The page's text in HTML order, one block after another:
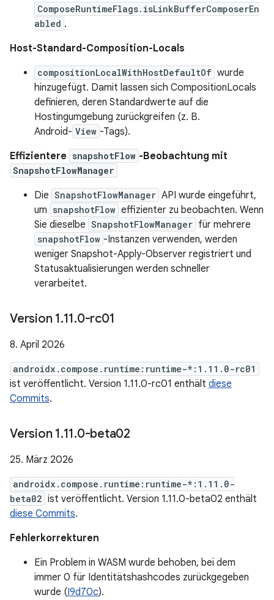
ComposeRuntimeFlags.isLinkBufferComposerEn
abled .
Host-Standard-Composition-Locals
compositionLocalWithHostDefaultOf wurde
hinzugefügt. Damit lassen sich CompositionLocals
definieren, deren Standardwerte auf die
Hostingumgebung zurückgreifen (z. B.
Android- View -Tags).
Effizientere snapshotFlow -Beobachtung mit
SnapshotFlowManager
Die SnapshotFlowManager API wurde eingeführt,
um snapshotFlow effizienter zu beobachten. Wenn
Sie dieselbe SnapshotFlowManager für mehrere
snapshotFlow -Instanzen verwenden, werden
weniger Snapshot-Apply-Observer registriert und
Statusaktualisierungen werden schneller
verarbeitet.
Version 1.11.0-rc01
8. April 2026
androidx.compose.runtime:runtime-*:1.11.0-rc01
ist veröffentlicht. Version 1.11.0-rc01 enthält diese
Commits.
Version 1.11.0-beta02
25. März 2026
androidx.compose.runtime:runtime-*:1.11.0-
beta02 ist veröffentlicht. Version 1.11.0-beta02 enthält
diese Commits.
Fehlerkorrekturen
Ein Problem in WASM wurde behoben, bei dem
immer 0 für Identitätshashcodes zurückgegeben
wurde (I9d70c).